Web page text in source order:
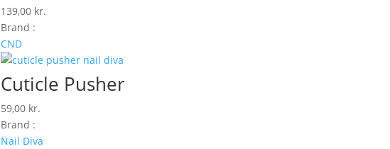
139,00 kr.
Brand :
CND
Cuticle Pusher
59,00 kr.
Brand :
Nail Diva